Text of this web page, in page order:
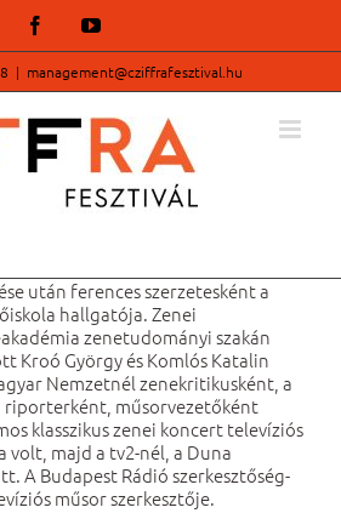
FacebookYouTube
| management@cziffrafesztival.hu
után ferences szerzetesként a
hallgatója. Zenei
zenetudományi szakán
Kroó György és Komlós Katalin
Nemzetnél zenekritikusként, a
riporterként, műsorvezetőként
klasszikus zenei koncert televíziós
volt, majd a tv2-nél, a Duna
A Budapest Rádió szerkesztőség-
műsor szerkesztője.